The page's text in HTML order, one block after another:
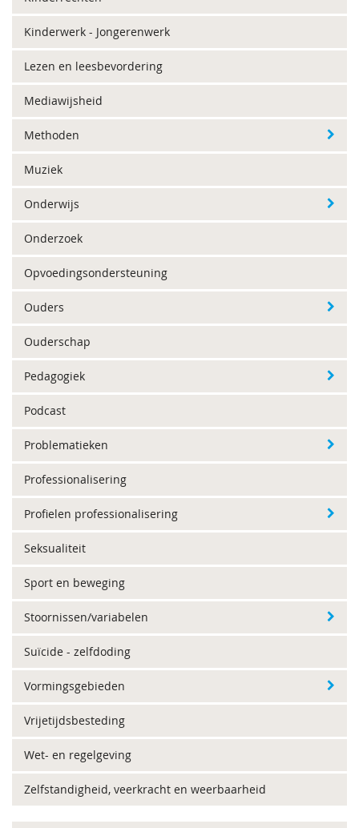
Kinderwerk - Jongerenwerk
Lezen en leesbevordering
Mediawijsheid
Methoden
Muziek
Onderwijs
Onderzoek
Opvoedingsondersteuning
Ouders
Ouderschap
Pedagogiek
Podcast
Problematieken
Professionalisering
Profielen professionalisering
Seksualiteit
Sport en beweging
Stoornissen/variabelen
Suïcide - zelfdoding
Vormingsgebieden
Vrijetijdsbesteding
Wet- en regelgeving
Zelfstandigheid, veerkracht en weerbaarheid